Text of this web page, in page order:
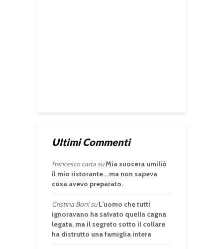
Ultimi Commenti
francesco carta suMia suocera umiliò
il mio ristorante… ma non sapeva
cosa avevo preparato.
Cristina BonisuL’uomo che tutti
ignoravano ha salvato quella cagna
legata, ma il segreto sotto il collare
ha distrutto una famiglia intera